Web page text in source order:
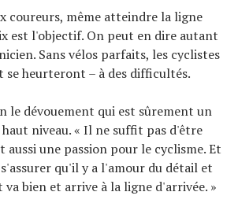
coureurs, même atteindre la ligne
est l'objectif. On peut en dire autant
Sans vélos parfaits, les cyclistes
se heurteront – à des difficultés.
le dévouement qui est sûrement un
niveau. « Il ne suffit pas d'être
aussi une passion pour le cyclisme. Et
qu'il y a l'amour du détail et
va bien et arrive à la ligne d'arrivée. »